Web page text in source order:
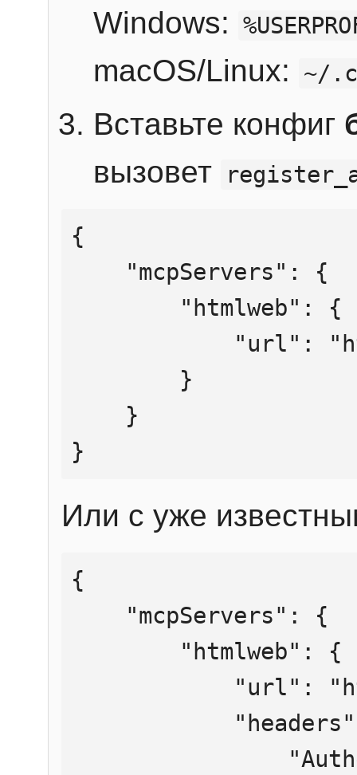
Windows:
macOS/Linux: ~/
Вставьте конфиг
вызовет
{
}
Или с уже
{